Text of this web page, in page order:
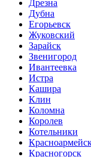
Дрезна
Дубна
Егорьевск
Жуковский
Зарайск
Звенигород
Ивантеевка
Истра
Кашира
Клин
Коломна
Королев
Котельники
Красногорск